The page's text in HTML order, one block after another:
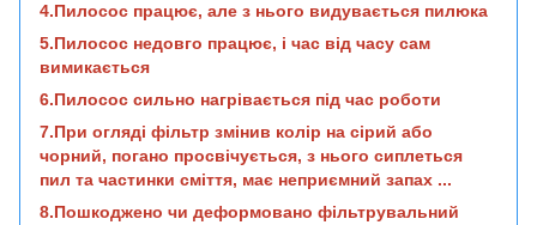
4.Пилосос працює, але з нього видувається пилюка
5.Пилосос недовго працює, і час від часу сам
вимикається
6.Пилосос сильно нагрівається під час роботи
7.При огляді фільтр змінив колір на сірий або
чорний, погано просвічується, з нього сиплеться
пил та частинки сміття, має неприємний запах ...
8.Пошкоджено чи деформовано фільтрувальний